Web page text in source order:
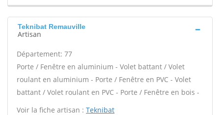
Teknibat Remauville
Artisan
Département: 77
Porte / Fenêtre en aluminium - Volet battant / Volet
roulant en aluminium - Porte / Fenêtre en PVC - Volet
battant / Volet roulant en PVC - Porte / Fenêtre en bois -
Voir la fiche artisan : Teknibat